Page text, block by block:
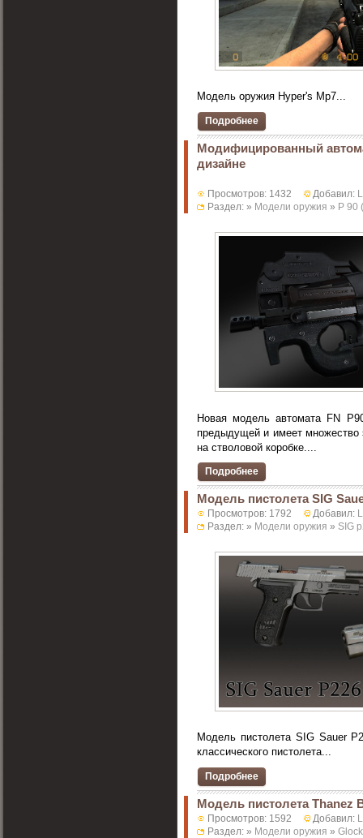
Модель оружия Hyper's Mp7...
Подробнее
Модифицированный
дизайне
Просмотров: 1432 Добавил:
Раздел: » Модели оружия » P 90
Новая модель автомата FN
предыдущей и имеет множество
на стволовой коробке....
Подробнее
Модель пистолета SIG
Просмотров: 1792 Добавил:
Раздел: » Модели оружия » SIG
Модель пистолета SIG Sauer
классического пистолета...
Подробнее
Модель пистолета Thanez
Просмотров: 1592 Добавил:
Раздел: » Модели оружия »